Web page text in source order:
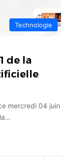
Technologie
de la
mercredi 04 juin